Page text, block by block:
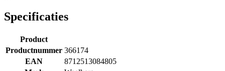
Specificaties
Product
Productnummer 366174
EAN
8712513084805